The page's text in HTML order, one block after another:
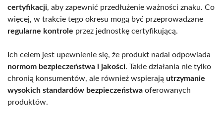
certyfikacji, aby zapewnić przedłużenie ważności znaku. Co
więcej, w trakcie tego okresu mogą być przeprowadzane
regularne kontrole przez jednostkę certyfikującą.
Ich celem jest upewnienie się, że produkt nadal odpowiada
normom bezpieczeństwa i jakości. Takie działania nie tylko
chronią konsumentów, ale również wspierają utrzymanie
wysokich standardów bezpieczeństwa oferowanych
produktów.